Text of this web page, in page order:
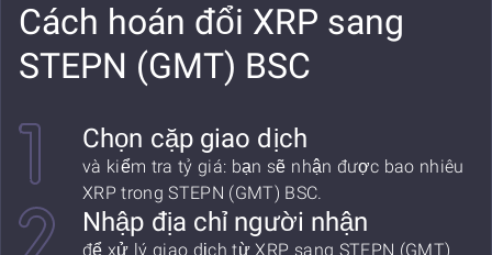
Cách hoán đổi XRP sang
STEPN (GMT) BSC
Chọn cặp giao dịch
và kiểm tra tỷ giá: bạn sẽ nhận được bao nhiêu
XRP trong STEPN (GMT) BSC.
Nhập địa chỉ người nhận
để xử lý giao dịch từ XRP sang STEPN (GMT)